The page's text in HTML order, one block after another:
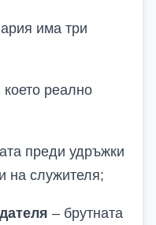
има три
което реално
преди удръжки
на служителя;
– брутната